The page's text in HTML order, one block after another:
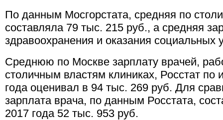
По данным Мосгорстата, средняя по
составляла 79 тыс. 215 руб., а средняя
здравоохранения и оказания социальных
Среднюю по Москве зарплату врачей,
столичным властям клиниках, Росстат
года оценивал в 94 тыс. 269 руб. Для
зарплата врача, по данным Росстата,
2017 года 52 тыс. 953 руб.